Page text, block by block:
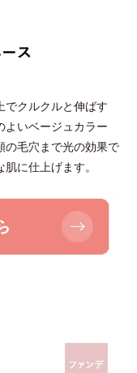
でクルクルと伸ばす
よいベージュカラー
の毛穴まで光の効果で
に仕上げます。